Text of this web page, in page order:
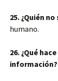
25. ¿Quién
humano.
26. ¿Qué
información?